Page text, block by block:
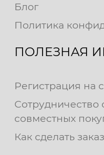
Блог
Политика
ПОЛЕЗНАЯ
Регистрация на
Сотрудничество
совместных
Как сделать